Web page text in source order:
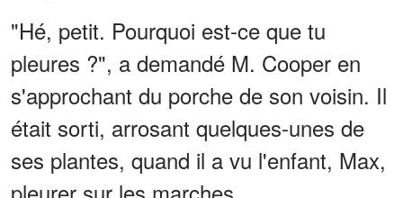
"Hé, petit. Pourquoi est-ce que tu
pleures ?", a demandé M. Cooper en
s'approchant du porche de son voisin. Il
était sorti, arrosant quelques-unes de
ses plantes, quand il a vu l'enfant, Max,